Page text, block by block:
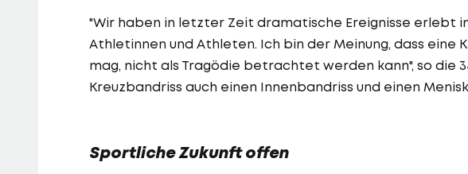
"Wir haben in letzter Zeit dramatische Ereignisse erlebt
Athletinnen und Athleten. Ich bin der Meinung, dass eine
mag, nicht als Tragödie betrachtet werden kann", so die
Kreuzbandriss auch einen Innenbandriss und einen
Sportliche Zukunft offen